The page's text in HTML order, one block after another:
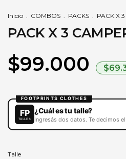
Inicio . COMBOS . PACKS . PACK X
PACK X 3
$99.000
Talle